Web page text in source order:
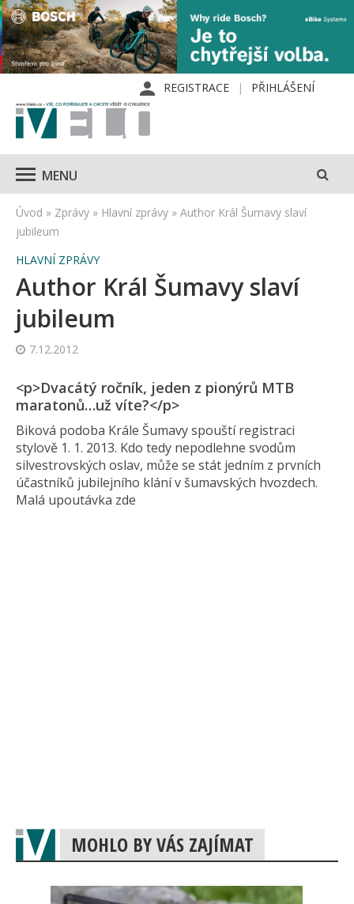
REGISTRACE PŘIHLÁŠENÍ
MENU
Úvod » Zprávy » Hlavní zprávy » Author Král Šumavy slaví
jubileum
HLAVNÍ ZPRÁVY
Author Král Šumavy slaví
jubileum
7.12.2012
<p>Dvacátý ročník, jeden z pionýrů MTB
maratonů…už víte?</p>
Biková podoba Krále Šumavy spouští registraci
stylově 1. 1. 2013. Kdo tedy nepodlehne svodům
silvestrovských oslav, může se stát jedním z prvních
účastníků jubilejního klání v šumavských hvozdech.
Malá upoutávka zde
MOHLO BY VÁS ZAJÍMAT